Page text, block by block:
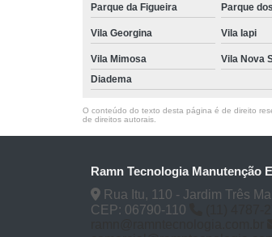
Parque da Figueira Parque
Vila Georgina Vila Iapi
Vila Mimosa Vila Nova
Diadema
O conteúdo do texto desta página é de direito
de direitos autorais
Ramn Tecnologia Manutenção
Rua Itu, 110 - Jardim Três
CEP: 06790-110